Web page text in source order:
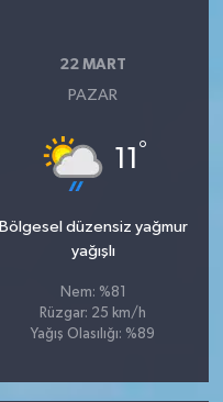
22 MART
PAZAR
11 °
Bölgesel düzensiz yağmur
yağışlı
Nem: %81
Rüzgar: 25 km/h
Yağış Olasılığı: %89